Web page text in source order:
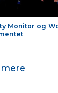
Monitor og
mere